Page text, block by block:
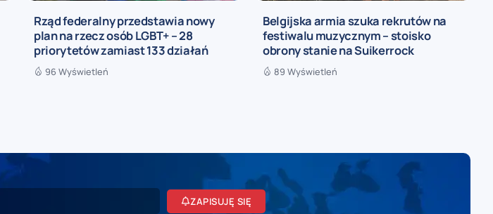
Rząd federalny przedstawia nowy
plan na rzecz osób LGBT+ – 28
priorytetów zamiast 133 działań
96 Wyświetleń
Belgijska armia szuka rekrutów na
festiwalu muzycznym – stoisko
obrony stanie na Suikerrock
89 Wyświetleń
ZAPISUJĘ SIĘ